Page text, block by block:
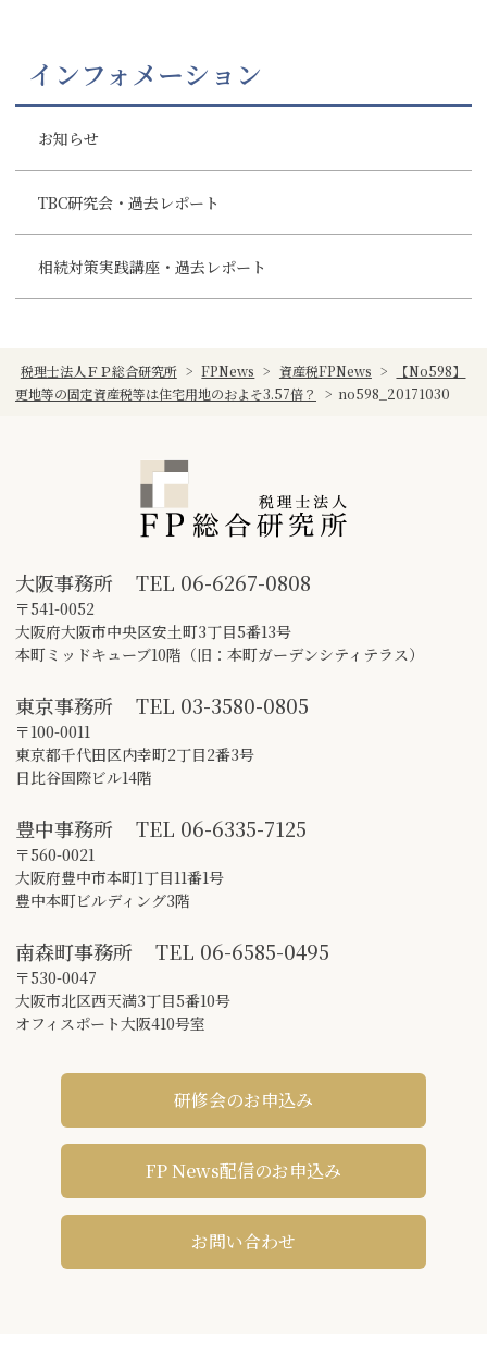
インフォメーション
お知らせ
TBC研究会・過去レポート
相続対策実践講座・過去レポート
税理士法人ＦＰ総合研究所 > FPNews > 資産税FPNews >
【No598】
更地等の固定資産税等は住宅用地のおよそ3.57倍？
> no598_20171030
大阪事務所 TEL 06-6267-0808
〒541-0052
大阪府大阪市中央区安土町3丁目5番13号
本町ミッドキューブ10階（旧：本町ガーデンシティテラス）
東京事務所 TEL 03-3580-0805
〒100-0011
東京都千代田区内幸町2丁目2番3号
日比谷国際ビル14階
豊中事務所 TEL 06-6335-7125
〒560-0021
大阪府豊中市本町1丁目11番1号
豊中本町ビルディング3階
南森町事務所 TEL 06-6585-0495
〒530-0047
大阪市北区西天満3丁目5番10号
オフィスポート大阪410号室
研修会のお申込み
FP News配信のお申込み
お問い合わせ